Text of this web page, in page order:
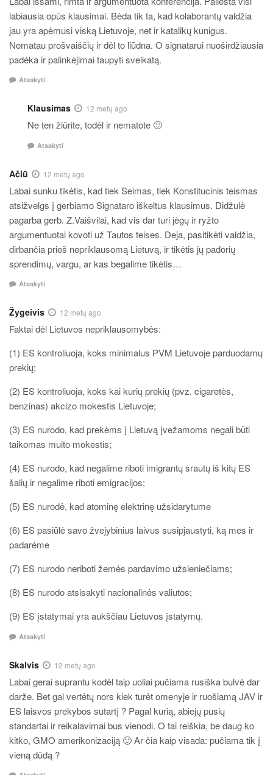
labiausia opūs klausimai. Bėda tik ta, kad kolaborantų valdžia
jau yra apėmusi viską Lietuvoje, net ir katalikų kunigus.
Nematau prošvaiščių ir dėl to liūdna. O signatarui nuoširdžiausia
padėka ir palinkėjimai taupyti sveikatą.
Atsakyti
Klausimas 12 metų ago
Ne ten žiūrite, todėl ir nematote 🙂
Atsakyti
Ačiū 12 metų ago
Labai sunku tikėtis, kad tiek Seimas, tiek Konstitucinis teismas
atsižvelgs į gerbiamo Signataro iškeltus klausimus. Didžulė
pagarba gerb. Z.Vaišvilai, kad vis dar turi jėgų ir ryžto
argumentuotai kovoti už Tautos teises. Deja, pasitikėti valdžia,
dirbančia prieš nepriklausomą Lietuvą, ir tikėtis jų padorių
sprendimų, vargu, ar kas begalime tikėtis…
Atsakyti
Žygeivis 12 metų ago
Faktai dėl Lietuvos nepriklausomybės:
(1) ES kontroliuoja, koks minimalus PVM Lietuvoje parduodamų
prekių;
(2) ES kontroliuoja, koks kai kurių prekių (pvz. cigaretės,
benzinas) akcizo mokestis Lietuvoje;
(3) ES nurodo, kad prekėms į Lietuvą įvežamoms negali būti
taikomas muito mokestis;
(4) ES nurodo, kad negalime riboti imigrantų srautų iš kitų ES
šalių ir negalime riboti emigracijos;
(5) ES nurodė, kad atominę elektrinę užsidarytume
(6) ES pasiūlė savo žvejybinius laivus susipjaustyti, ką mes ir
padarėme
(7) ES nurodo neriboti žemės pardavimo užsieniečiams;
(8) ES nurodo atsisakyti nacionalinės valiutos;
(9) ES įstatymai yra aukščiau Lietuvos įstatymų.
Atsakyti
Skalvis 12 metų ago
Labai gerai suprantu kodėl taip uoliai pučiama rusiška bulvė dar
darže. Bet gal vertėtų nors kiek turėt omenyje ir ruošiamą JAV ir
ES laisvos prekybos sutartį ? Pagal kurią, abiejų pusių
standartai ir reikalavimai bus vienodi. O tai reiškia, be daug ko
kitko, GMO amerikonizaciją 🙂 Ar čia kaip visada: pučiama tik į
vieną dūdą ?